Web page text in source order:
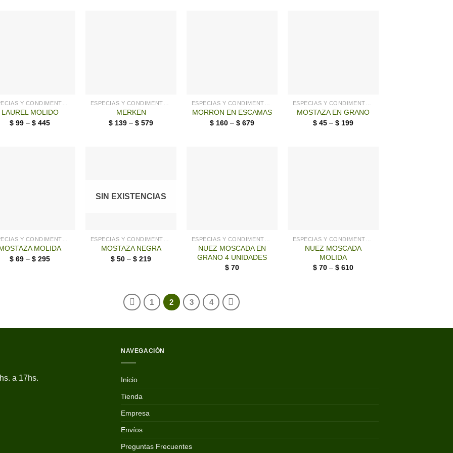
LAUREL MOLIDO
$ 99 – $ 445
MERKEN
$ 139 – $ 579
MORRON EN ESCAMAS
$ 160 – $ 679
MOSTAZA EN GRANO
$ 45 – $ 199
MOLIDA
$ 69 – $ 295
SIN EXISTENCIAS
MOSTAZA NEGRA
$ 50 – $ 219
NUEZ MOSCADA EN
GRANO 4 UNIDADES
$ 70
NUEZ MOSCADA
MOLIDA
$ 70 – $ 610
1 2 3 4
a 17hs.
NAVEGACIÓN
Inicio
Tienda
Empresa
Envíos
Preguntas Frecuentes